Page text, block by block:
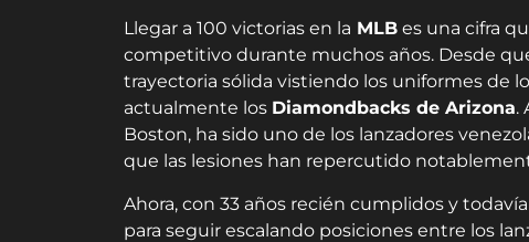
Llegar a 100 victorias en la MLB es una cifra
competitivo durante muchos años. Desde
trayectoria sólida vistiendo los uniformes de
actualmente los Diamondbacks de Arizona.
Boston, ha sido uno de los lanzadores
que las lesiones han repercutido
Ahora, con 33 años recién cumplidos y
para seguir escalando posiciones entre los